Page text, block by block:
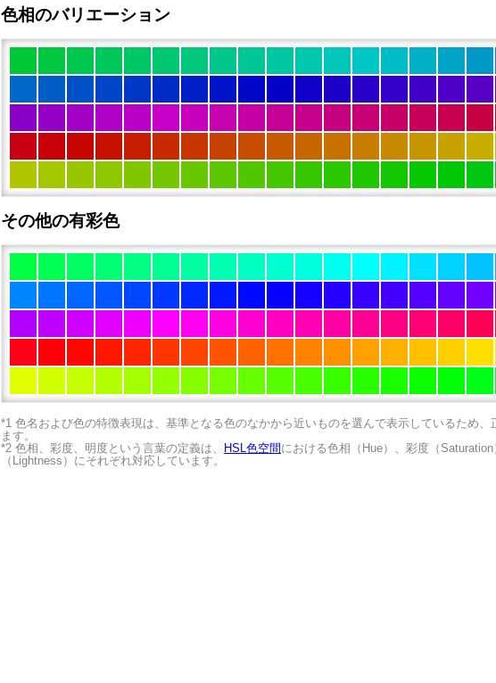
色相のバリエーション
その他の有彩色
*1 色名および色の特徴表現は、基準となる色のなかから近いものを選んで表示しているため、
ます。
*2 色相、彩度、明度という言葉の定義は、
HSL色空間 における色相（Hue）、彩度（
（Lightness）にそれぞれ対応しています。